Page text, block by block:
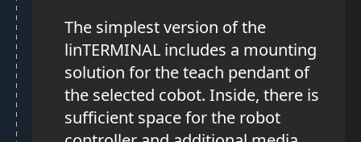
The simplest version of the
linTERMINAL includes a mounting
solution for the teach pendant of
the selected cobot. Inside, there is
sufficient space for the robot